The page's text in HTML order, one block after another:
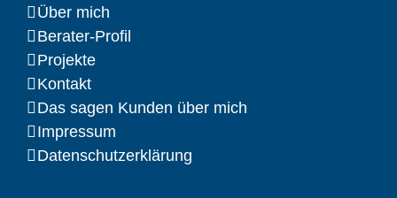
Über mich
Berater-Profil
Projekte
Kontakt
Das sagen Kunden über mich
Impressum
Datenschutzerklärung